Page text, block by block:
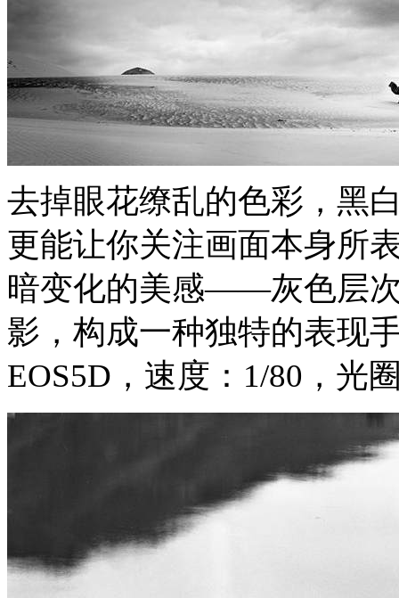
去掉眼花缭乱的色彩，黑
更能让你关注画面本身所
暗变化的美感——灰色层
影，构成一种独特的表现
EOS5D，速度：1/80，光